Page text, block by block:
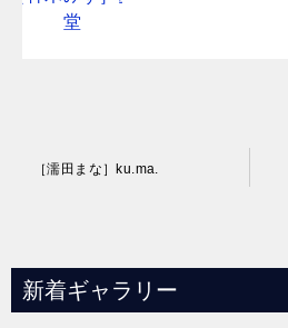
ビ
ゲ
［濡田まな］ku.ma.
新着ギャラリー